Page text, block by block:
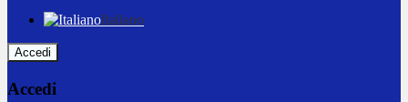
Italiano
Accedi
Accedi